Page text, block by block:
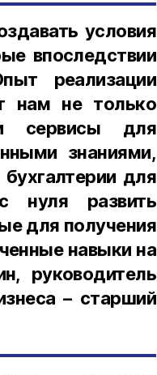
условия
впоследствии
реализации
нам не только
сервисы для
знаниями,
для
нуля развить
для получения
навыки на
руководитель
– старший